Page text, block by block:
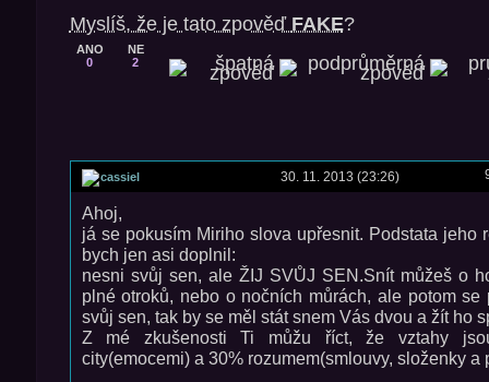
Myslíš, že je tato zpověď FAKE?
ANO
0
NE
2
cassiel 30. 11. 2013 (23:26)
Ahoj,
já se pokusím Miriho slova upřesnit. Podstata jeho
bych jen asi doplnil:
nesni svůj sen, ale ŽIJ SVŮJ SEN.Snít můžeš o
plné otroků, nebo o nočních můrách, ale potom se
svůj sen, tak by se měl stát snem Vás dvou a žít ho
Z mé zkušenosti Ti můžu říct, že vztahy
city(emocemi) a 30% rozumem(smlouvy, složenky a